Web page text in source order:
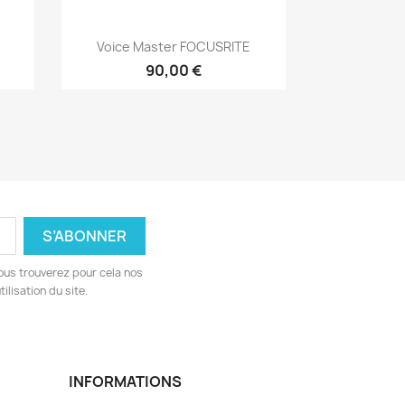
 Aperçu rapide
Voice Master FOCUSRITE
90,00 €
trouverez pour cela nos
du site.
INFORMATIONS